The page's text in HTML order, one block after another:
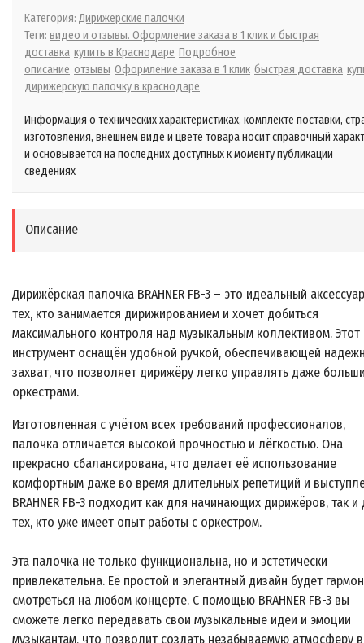
Категория: Дирижерские палочки
Теги: видео и отзывы. Оформление заказа в 1 клик и быстрая
доставка купить в Краснодаре Подробное
описание отзывы Оформление заказа в 1 клик быстрая доставка
дирижерскую палочку в краснодаре
Информация о технических характеристиках, комплекте поставки,
изготовления, внешнем виде и цвете товара носит справочный
и основывается на последних доступных к моменту публикации
сведениях
Описание
Дирижёрская палочка BRAHNER FB-3 – это идеальный
тех, кто занимается дирижированием и хочет добиться
максимального контроля над музыкальным коллективом. Этот
инструмент оснащён удобной ручкой, обеспечивающей
захват, что позволяет дирижёру легко управлять даже
оркестрами.
Изготовленная с учётом всех требований профессионалов,
палочка отличается высокой прочностью и лёгкостью. Она
прекрасно сбалансирована, что делает её использование
комфортным даже во время длительных репетиций и
BRAHNER FB-3 подходит как для начинающих дирижёров, так и
тех, кто уже имеет опыт работы с оркестром.
Эта палочка не только функциональна, но и эстетически
привлекательна. Её простой и элегантный дизайн будет
смотреться на любом концерте. С помощью BRAHNER FB-3 вы
сможете легко передавать свои музыкальные идеи и эмоции
музыкантам, что позволит создать незабываемую атмосферу